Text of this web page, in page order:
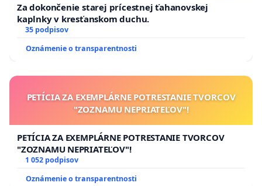
Za dokončenie starej prícestnej ťahanovskej
kaplnky v kresťanskom duchu.
35 podpisov
Oznámenie o transparentnosti
PETÍCIA ZA EXEMPLÁRNE POTRESTANIE TVORCOV
"ZOZNAMU NEPRIATEĽOV"!
PETÍCIA ZA EXEMPLÁRNE POTRESTANIE TVORCOV
"ZOZNAMU NEPRIATEĽOV"!
1 052 podpisov
Oznámenie o transparentnosti